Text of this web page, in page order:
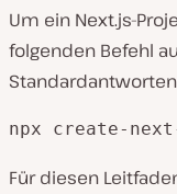
Um ein Next.js-
folgenden Befehl
npx create-
Für diesen